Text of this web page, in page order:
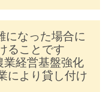
なった場合に
ることです
経営基盤強化
により貸し付け